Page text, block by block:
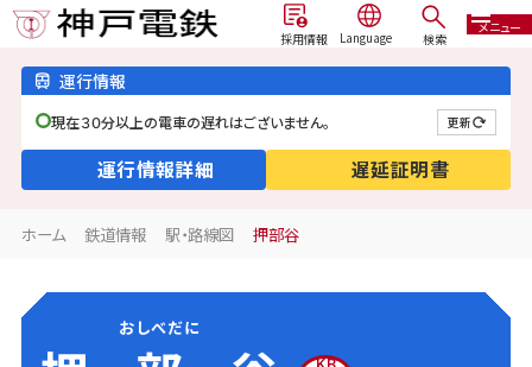
採用情報 検索
メニュー
運行情報
現在３０分以上の電車の遅れはございません。 更新
運行情報詳細 遅延証明書
ホーム 鉄道情報 駅・路線図 押部谷
おしべだに